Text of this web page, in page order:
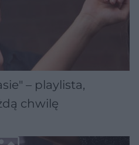
– playlista,
chwilę